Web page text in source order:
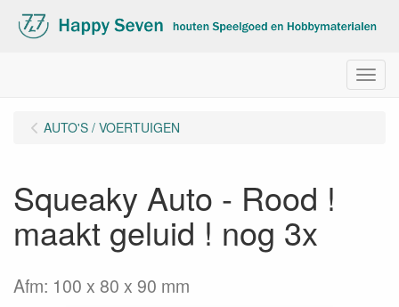
Menu
AUTO'S / VOERTUIGEN
Squeaky Auto - Rood !
maakt geluid ! nog 3x
Afm: 100 x 80 x 90 mm